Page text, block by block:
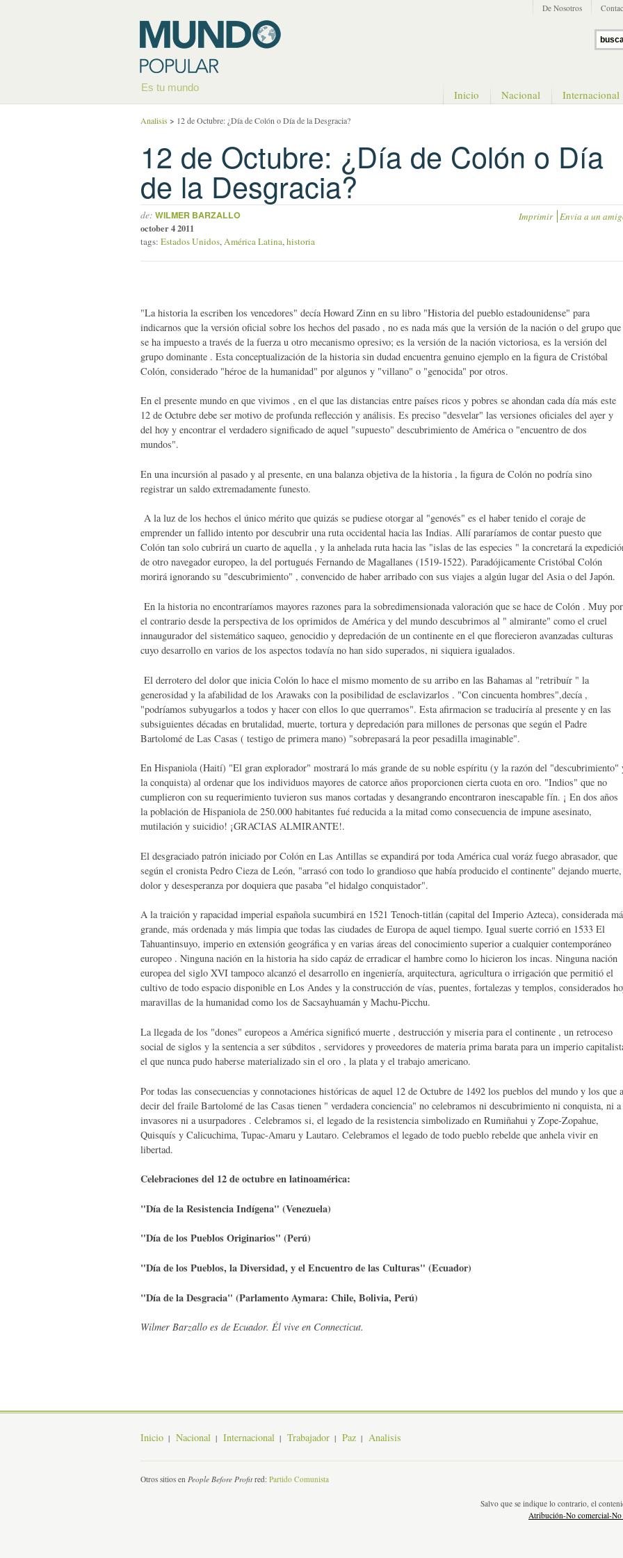
Es tu mundo
De Nosotros
Inicio Nacional Internacional
Analisis > 12 de Octubre: ¿Día de Colón o Día de la Desgracia?
12 de Octubre: ¿Día de Colón o Día
de la Desgracia?
Imprimir Envia a un
de: WILMER BARZALLO
october 4 2011
tags: Estados Unidos,América Latina,historia
"La historia la escriben los vencedores" decía Howard Zinn en su libro "Historia del pueblo estadounidense" para
indicarnos que la versión oficial sobre los hechos del pasado , no es nada más que la versión de la nación o del grupo que
se ha impuesto a través de la fuerza u otro mecanismo opresivo; es la versión de la nación victoriosa, es la versión del
grupo dominante . Esta conceptualización de la historia sin dudad encuentra genuino ejemplo en la figura de Cristóbal
Colón, considerado "héroe de la humanidad" por algunos y "villano" o "genocida" por otros.
En el presente mundo en que vivimos , en el que las distancias entre países ricos y pobres se ahondan cada día más este
12 de Octubre debe ser motivo de profunda reflección y análisis. Es preciso "desvelar" las versiones oficiales del ayer y
del hoy y encontrar el verdadero significado de aquel "supuesto" descubrimiento de América o "encuentro de dos
mundos".
En una incursión al pasado y al presente, en una balanza objetiva de la historia , la figura de Colón no podría sino
registrar un saldo extremadamente funesto.
A la luz de los hechos el único mérito que quizás se pudiese otorgar al "genovés" es el haber tenido el coraje de
emprender un fallido intento por descubrir una ruta occidental hacia las Indias. Allí pararíamos de contar puesto que
Colón tan solo cubrirá un cuarto de aquella , y la anhelada ruta hacia las "islas de las especies " la concretará la
de otro navegador europeo, la del portugués Fernando de Magallanes (1519-1522). Paradójicamente Cristóbal Colón
morirá ignorando su "descubrimiento" , convencido de haber arribado con sus viajes a algún lugar del Asia o del Japón.
En la historia no encontraríamos mayores razones para la sobredimensionada valoración que se hace de Colón . Muy por
el contrario desde la perspectiva de los oprimidos de América y del mundo descubrimos al " almirante" como el cruel
innaugurador del sistemático saqueo, genocidio y depredación de un continente en el que florecieron avanzadas culturas
cuyo desarrollo en varios de los aspectos todavía no han sido superados, ni siquiera igualados.
El derrotero del dolor que inicia Colón lo hace el mismo momento de su arribo en las Bahamas al "retribuír " la
generosidad y la afabilidad de los Arawaks con la posibilidad de esclavizarlos . "Con cincuenta hombres",decía ,
"podríamos subyugarlos a todos y hacer con ellos lo que querramos". Esta afirmacion se traduciría al presente y en las
subsiguientes décadas en brutalidad, muerte, tortura y depredación para millones de personas que según el Padre
Bartolomé de Las Casas ( testigo de primera mano) "sobrepasará la peor pesadilla imaginable".
En Hispaniola (Haití) "El gran explorador" mostrará lo más grande de su noble espíritu (y la razón del "descubrimiento"
la conquista) al ordenar que los individuos mayores de catorce años proporcionen cierta cuota en oro. "Indios" que no
cumplieron con su requerimiento tuvieron sus manos cortadas y desangrando encontraron inescapable fín. ¡ En dos años
la población de Hispaniola de 250.000 habitantes fué reducida a la mitad como consecuencia de impune asesinato,
mutilación y suicidio! ¡GRACIAS ALMIRANTE!.
El desgraciado patrón iniciado por Colón en Las Antillas se expandirá por toda América cual voráz fuego abrasador, que
según el cronista Pedro Cieza de León, "arrasó con todo lo grandioso que había producido el continente" dejando muerte,
dolor y desesperanza por doquiera que pasaba "el hidalgo conquistador".
A la traición y rapacidad imperial española sucumbirá en 1521 Tenoch-titlán (capital del Imperio Azteca), considerada
grande, más ordenada y más limpia que todas las ciudades de Europa de aquel tiempo. Igual suerte corrió en 1533 El
Tahuantinsuyo, imperio en extensión geográfica y en varias áreas del conocimiento superior a cualquier contemporáneo
europeo . Ninguna nación en la historia ha sido capáz de erradicar el hambre como lo hicieron los incas. Ninguna nación
europea del siglo XVI tampoco alcanzó el desarrollo en ingeniería, arquitectura, agricultura o irrigación que permitió el
cultivo de todo espacio disponible en Los Andes y la construcción de vías, puentes, fortalezas y templos, considerados
maravillas de la humanidad como los de Sacsayhuamán y Machu-Picchu.
La llegada de los "dones" europeos a América significó muerte , destrucción y miseria para el continente , un retroceso
social de siglos y la sentencia a ser súbditos , servidores y proveedores de materia prima barata para un imperio
el que nunca pudo haberse materializado sin el oro , la plata y el trabajo americano.
Por todas las consecuencias y connotaciones históricas de aquel 12 de Octubre de 1492 los pueblos del mundo y los que
decir del fraile Bartolomé de las Casas tienen " verdadera conciencia" no celebramos ni descubrimiento ni conquista, ni a
invasores ni a usurpadores . Celebramos si, el legado de la resistencia simbolizado en Rumiñahui y Zope-Zopahue,
Quisquís y Calicuchima, Tupac-Amaru y Lautaro. Celebramos el legado de todo pueblo rebelde que anhela vivir en
libertad.
Celebraciones del 12 de octubre en latinoamérica:
"Día de la Resistencia Indígena" (Venezuela)
"Día de los Pueblos Originarios" (Perú)
"Día de los Pueblos, la Diversidad, y el Encuentro de las Culturas" (Ecuador)
"Día de la Desgracia" (Parlamento Aymara: Chile, Bolivia, Perú)
Wilmer Barzallo es de Ecuador. Él vive en Connecticut.
Inicio Nacional Internacional Trabajador Paz Analisis
Otros sitios en People Before Profit red: Partido Comunista
Salvo que se indique lo contrario, el
Atribución-No comercial-No